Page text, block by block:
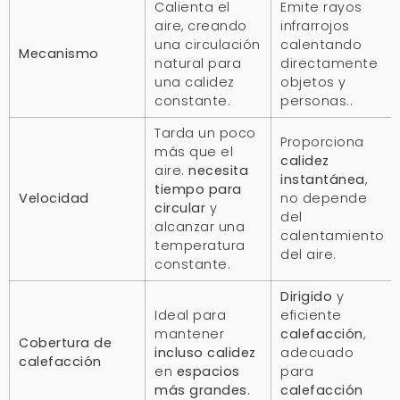
Mecanismo
Calienta el
aire, creando
una circulación
natural para
una calidez
constante.
Emite rayos
infrarrojos
calentando
directamente
objetos y
personas..
Velocidad
Tarda un poco
más que el
aire.necesita
tiempo para
circular y
alcanzar una
temperatura
constante.
Proporciona
calidez
instantánea,
no depende
del
calentamiento
del aire.
Cobertura de
calefacción
Ideal para
mantener
incluso calidez
en espacios
más grandes.
Dirigido y
eficiente
calefacción,
adecuado
para
calefacción